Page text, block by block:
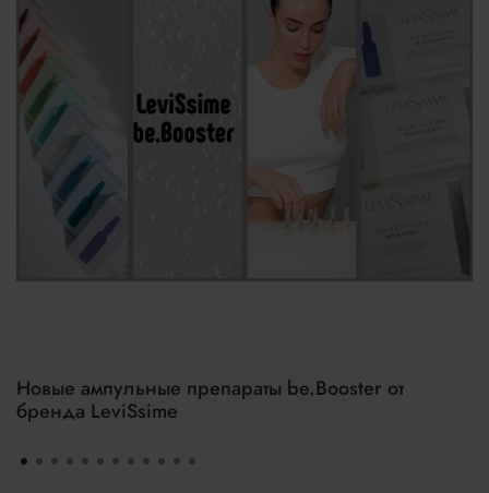
Новые ампульные препараты be.Booster от
бренда LeviSsime